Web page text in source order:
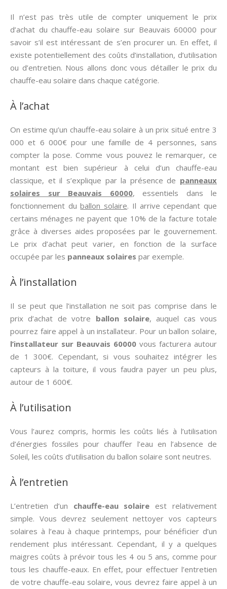
Il n’est pas très utile de compter uniquement le prix
d’achat du chauffe-eau solaire sur Beauvais 60000 pour
savoir s’il est intéressant de s’en procurer un. En effet, il
existe potentiellement des coûts d’installation, d’utilisation
ou d’entretien. Nous allons donc vous détailler le prix du
chauffe-eau solaire dans chaque catégorie.
À l’achat
On estime qu’un chauffe-eau solaire à un prix situé entre 3
000 et 6 000€ pour une famille de 4 personnes, sans
compter la pose. Comme vous pouvez le remarquer, ce
montant est bien supérieur à celui d’un chauffe-eau
classique, et il s’explique par la présence de panneaux
solaires sur Beauvais 60000, essentiels dans le
fonctionnement duballon solaire. Il arrive cependant que
certains ménages ne payent que 10% de la facture totale
grâce à diverses aides proposées par le gouvernement.
Le prix d’achat peut varier, en fonction de la surface
occupée par les panneaux solaires par exemple.
À l’installation
Il se peut que l’installation ne soit pas comprise dans le
prix d’achat de votre ballon solaire, auquel cas vous
pourrez faire appel à un installateur. Pour un ballon solaire,
l’installateur sur Beauvais 60000 vous facturera autour
de 1 300€. Cependant, si vous souhaitez intégrer les
capteurs à la toiture, il vous faudra payer un peu plus,
autour de 1 600€.
À l’utilisation
Vous l’aurez compris, hormis les coûts liés à l’utilisation
d’énergies fossiles pour chauffer l’eau en l’absence de
Soleil, les coûts d’utilisation du ballon solaire sont neutres.
À l’entretien
L’entretien d’un chauffe-eau solaire est relativement
simple. Vous devrez seulement nettoyer vos capteurs
solaires à l’eau à chaque printemps, pour bénéficier d’un
rendement plus intéressant. Cependant, il y a quelques
maigres coûts à prévoir tous les 4 ou 5 ans, comme pour
tous les chauffe-eaux. En effet, pour effectuer l’entretien
de votre chauffe-eau solaire, vous devrez faire appel à un